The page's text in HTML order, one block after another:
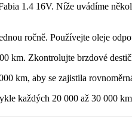
1.4 16V. Níže uvádíme
ročně. Používejte oleje
km. Zkontrolujte brzdové
km, aby se zajistila
každých 20 000 až 30 000